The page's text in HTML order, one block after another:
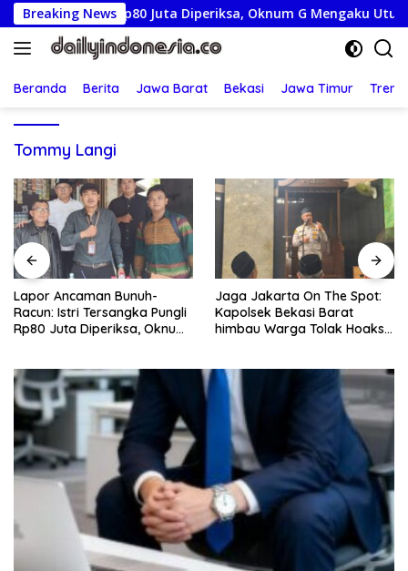
Langsung
ke
konten
Breaking News
Pungli Rp80 Juta Diperiksa, Oknum G Mengaku Utusan
Beranda Berita Jawa Barat Bekasi Jawa Timur
Tommy Langi
Jaga Jakarta On The Spot:
Kapolsek Bekasi Barat
himbau Warga Tolak Hoaks
Lepas Kontingen Jamnas XII,
Wabup Syah Minta Pramuka
Harumkan Nama Trenggalek